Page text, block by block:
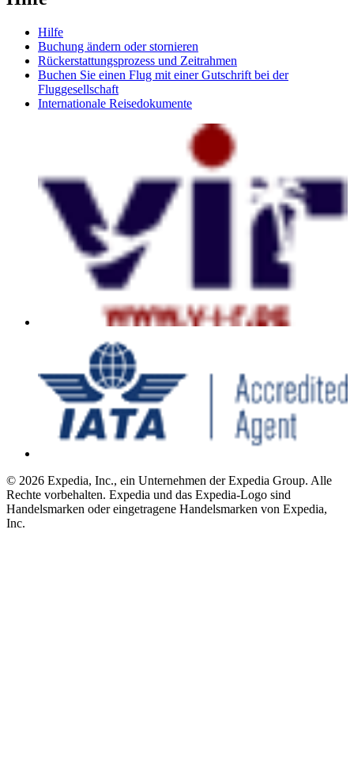
Hilfe
Buchung ändern oder stornieren
Rückerstattungsprozess und Zeitrahmen
Buchen Sie einen Flug mit einer Gutschrift bei der
Fluggesellschaft
Internationale Reisedokumente
© 2026 Expedia, Inc., ein Unternehmen der Expedia Group. Alle
Rechte vorbehalten. Expedia und das Expedia-Logo sind
Handelsmarken oder eingetragene Handelsmarken von Expedia,
Inc.